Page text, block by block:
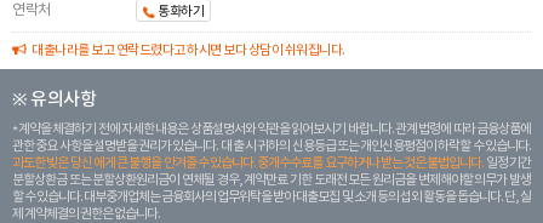
연락처
통화하기
대출나라를 보고 연락드렸다고 하시면 보다 상담이 쉬워집니다.
※ 유의사항
계약을 체결하기 전에 자세한 내용은 상품설명서와 약관을 읽어보시기 바랍니다. 관계 법령에 따라 금융상품에
관한 중요 사항을 설명받을 권리가 있습니다. 대 출 시 귀하의 신용등급 또는 개인신용평점이 하락할 수 있습니다.
과도한 빚은 당신 에게 큰 불행을 안겨줄 수 있습니다. 중개수수료를 요구하거나 받는 것은 불법입니다. 일정 기간
분할상환금 또는 분할상환원리금이 연체될 경우, 계약만료 기한 도래전 모든 원리금을 변제해야할 의무가 발생
할 수 있습니다. 대부중개업체는 금융회사의 업무위탁을 받아 대출모집 및 소개 등의 섭외 활동을 돕습니다. 단, 실
제 계약체결의 권한은 없습니다.